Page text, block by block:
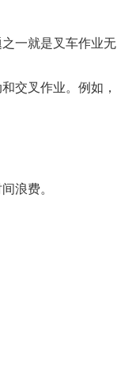
一就是叉车作业无
交叉作业。例如，
浪费。